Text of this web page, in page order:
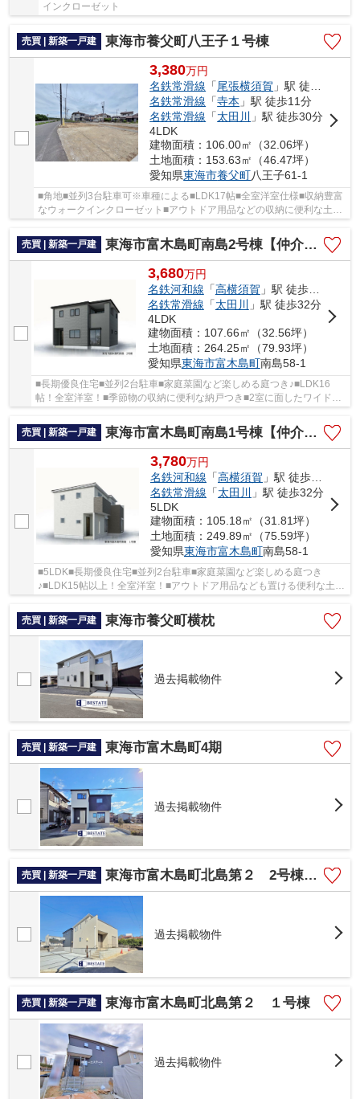
インクローゼット
売買 | 新築一戸建 東海市養父町八王子１号棟
3,380万円
名鉄常滑線 「尾張横須賀 」駅 徒歩15分
名鉄常滑線 「寺本 」駅 徒歩11分
名鉄常滑線 「太田川
」駅 徒歩30分
4LDK
建物面積：106.00㎡（32.06坪）
土地面積：153.63㎡（46.47坪）
愛知県東海市養父町八王子61-1
■角地■並列3台駐車可※車種による■LDK17帖■全室洋室仕様■収納豊富
なウォークインクローゼット■アウトドア用品などの収納に便利な土間
売買 | 新築一戸建
東海市富木島町南島2号棟【仲介手数料0円】
3,680万円
名鉄河和線 「高横須賀 」駅 徒歩36分
名鉄常滑線 「太田川
」駅 徒歩32分
4LDK
建物面積：107.66㎡（32.56坪）
土地面積：264.25㎡（79.93坪）
愛知県東海市富木島町南島58-1
■長期優良住宅■並列2台駐車■家庭菜園など楽しめる庭つき♪■LDK16
帖！全室洋室！■季節物の収納に便利な納戸つき■2室に面したワイドな
インナーバルコニー
売買 | 新築一戸建
東海市富木島町南島1号棟【仲介手数料0円】
3,780万円
名鉄河和線 「高横須賀 」駅 徒歩36分
名鉄常滑線 「太田川
」駅 徒歩32分
5LDK
建物面積：105.18㎡（31.81坪）
土地面積：249.89㎡（75.59坪）
愛知県東海市富木島町南島58-1
■5LDK■長期優良住宅■並列2台駐車■家庭菜園など楽しめる庭つき
♪■LDK15帖以上！全室洋室！■アウトドア用品なども置ける便利な土間
収納
売買 | 新築一戸建
東海市養父町横枕
過去掲載物件
売買 | 新築一戸建 東海市富木島町4期
過去掲載物件
売買 | 新築一戸建 東海市富木島町北島第２ 2号棟【仲介手数料0円】
過去掲載物件
売買 | 新築一戸建 東海市富木島町北島第２ １号棟
過去掲載物件